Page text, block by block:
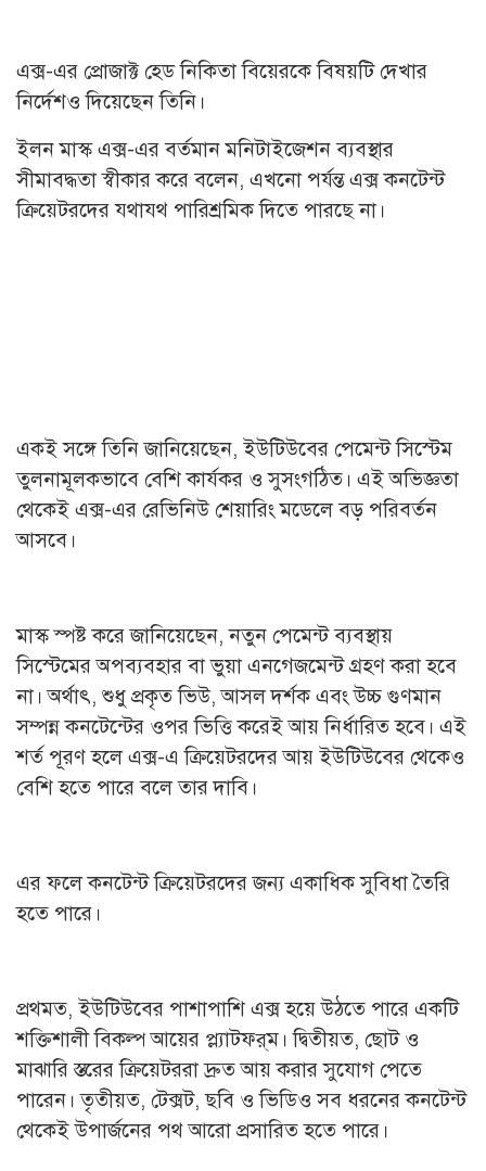
এক্স-এর প্রোজাক্ট হেড নিকিতা বিয়েরকে বিষয়টি দেখার
নির্দেশও দিয়েছেন তিনি।
ইলন মাস্ক এক্স-এর বর্তমান মনিটাইজেশন ব্যবস্থার
সীমাবদ্ধতা স্বীকার করে বলেন, এখনো পর্যন্ত এক্স কনটেন্ট
ক্রিয়েটরদের যথাযথ পারিশ্রমিক দিতে পারছে না।
একই সঙ্গে তিনি জানিয়েছেন, ইউটিউবের পেমেন্ট সিস্টেম
তুলনামূলকভাবে বেশি কার্যকর ও সুসংগঠিত। এই অভিজ্ঞতা
থেকেই এক্স-এর রেভিনিউ শেয়ারিং মডেলে বড় পরিবর্তন
আসবে।
মাস্ক স্পষ্ট করে জানিয়েছেন, নতুন পেমেন্ট ব্যবস্থায়
সিস্টেমের অপব্যবহার বা ভুয়া এনগেজমেন্ট গ্রহণ করা হবে
না। অর্থাৎ, শুধু প্রকৃত ভিউ, আসল দর্শক এবং উচ্চ গুণমান
সম্পন্ন কনটেন্টের ওপর ভিত্তি করেই আয় নির্ধারিত হবে। এই
শর্ত পূরণ হলে এক্স-এ ক্রিয়েটরদের আয় ইউটিউবের থেকেও
বেশি হতে পারে বলে তার দাবি।
এর ফলে কনটেন্ট ক্রিয়েটরদের জন্য একাধিক সুবিধা তৈরি
হতে পারে।
প্রথমত, ইউটিউবের পাশাপাশি এক্স হয়ে উঠতে পারে একটি
শক্তিশালী বিকল্প আয়ের প্ল্যাটফর্‌ম। দ্বিতীয়ত, ছোট ও
মাঝারি স্তরের ক্রিয়েটররা দ্রুত আয় করার সুযোগ পেতে
পারেন। তৃতীয়ত, টেক্সট, ছবি ও ভিডিও সব ধরনের কনটেন্ট
থেকেই উপার্জনের পথ আরো প্রসারিত হতে পারে।